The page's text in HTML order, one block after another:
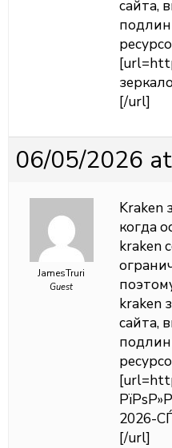
сайта,
[/url]
06/05/2026
JamesTruri
Guest
Kraken
когда
kraken
kraken
сайта,
2026-
[/url]